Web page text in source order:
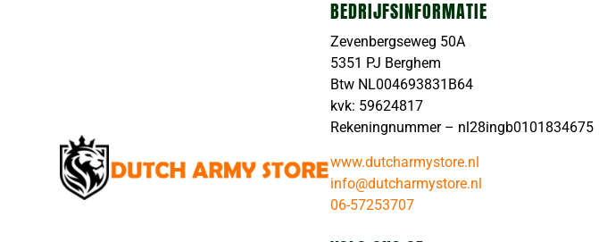
BEDRIJFSINFORMATIE
Zevenbergseweg 50A
5351 PJ Berghem
Btw NL004693831B64
kvk: 59624817
Rekeningnummer – nl28ingb0101834675
www.dutcharmystore.nl
info@dutcharmystore.nl
06-57253707